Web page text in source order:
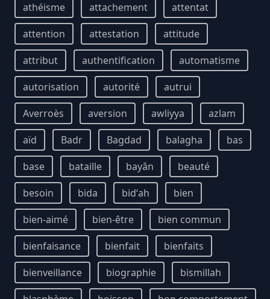
athéisme
attachement
attentat
attention
attestation
attitude
attribut
authentification
automatisme
autorisation
autorité
autrui
Averroès
aversion awliyya
azlam
aïd
Badr Bagdad balagha
bas
base
bataille bayân
beauté
besoin
bida bidʻah
bien
bien-aimé
bien-être
bien commun
bienfaisance
bienfait
bienfaits
bienveillance
biographie
bismillah